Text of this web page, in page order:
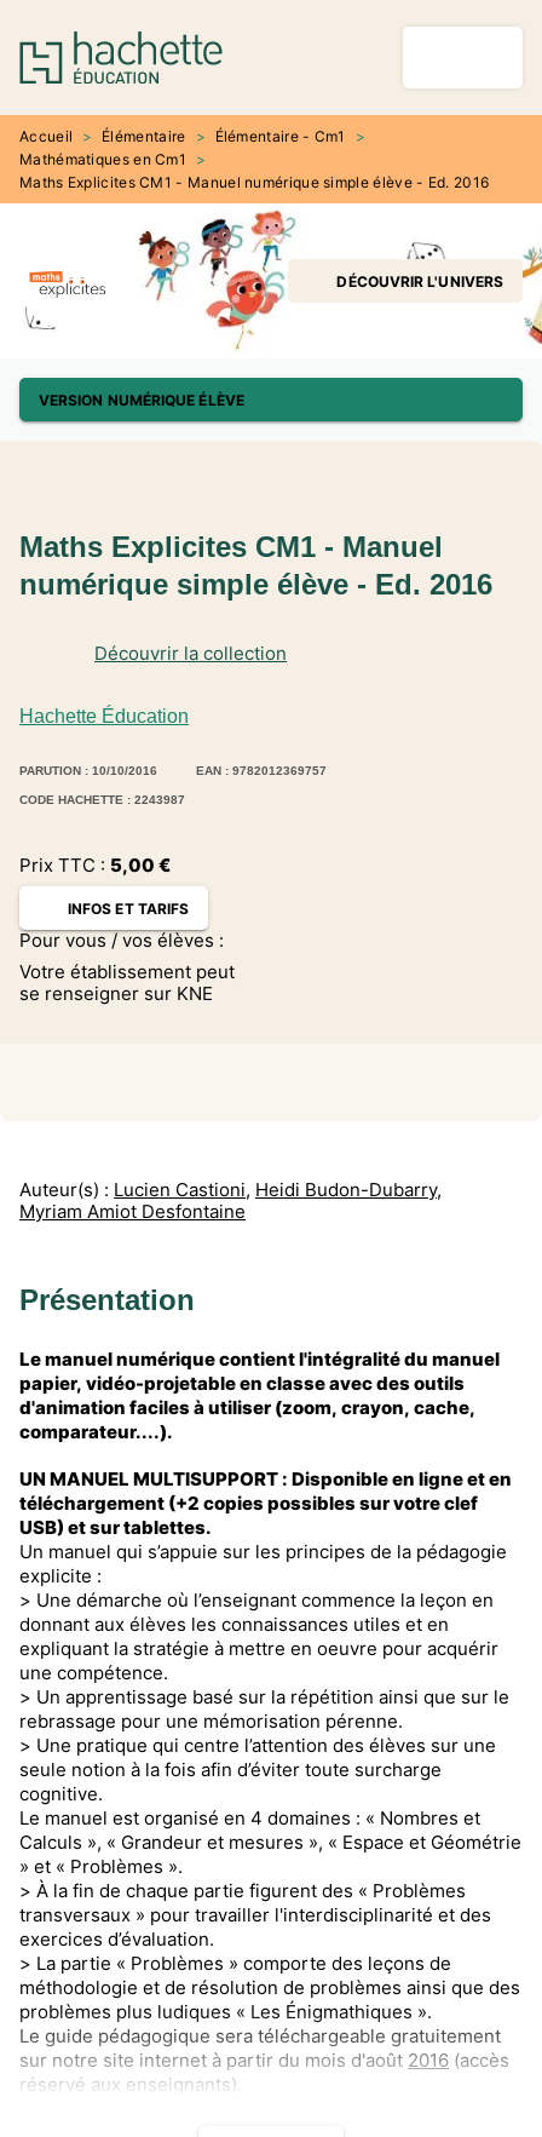
MENU RECHERCHE
PIED DE PAGE
Accueil > Élémentaire > Élémentaire - Cm1
>
Mathématiques en Cm1
>
Maths Explicites CM1 - Manuel numérique simple élève - Ed. 2016
DÉCOUVRIR L'UNIVERS
VERSION NUMÉRIQUE ÉLÈVE
Hachette Éducation
Découvrir la collection
Maths Explicites CM1 - Manuel
numérique simple élève - Ed. 2016
PARUTION : 10/10/2016 EAN : 9782012369757
CODE HACHETTE : 2243987
Prix TTC : 5,00 €
INFOS ET TARIFS
Pour vous / vos élèves :
Votre établissement peut
se renseigner sur KNE
Auteur(s) : Lucien Castioni, Heidi Budon-Dubarry,
Myriam Amiot Desfontaine
Présentation
Le manuel numérique contient l'intégralité du manuel
papier, vidéo-projetable en classe avec des outils
d'animation faciles à utiliser (zoom, crayon, cache,
comparateur....).
UN MANUEL MULTISUPPORT : Disponible en ligne et en
téléchargement (+2 copies possibles sur votre clef
USB) et sur tablettes.
Un manuel qui s’appuie sur les principes de la pédagogie
explicite :
> Une démarche où l’enseignant commence la leçon en
donnant aux élèves les connaissances utiles et en
expliquant la stratégie à mettre en oeuvre pour acquérir
une compétence.
> Un apprentissage basé sur la répétition ainsi que sur le
rebrassage pour une mémorisation pérenne.
> Une pratique qui centre l’attention des élèves sur une
seule notion à la fois afin d’éviter toute surcharge
cognitive.
Le manuel est organisé en 4 domaines : « Nombres et
Calculs », « Grandeur et mesures », « Espace et Géométrie
» et « Problèmes ».
> À la fin de chaque partie figurent des « Problèmes
transversaux » pour travailler l'interdisciplinarité et des
exercices d’évaluation.
> La partie « Problèmes » comporte des leçons de
méthodologie et de résolution de problèmes ainsi que des
problèmes plus ludiques « Les Énigmathiques ».
Le guide pédagogique sera téléchargeable gratuitement
sur notre site internet à partir du mois d'août 2016 (accès
réservé aux enseignants).